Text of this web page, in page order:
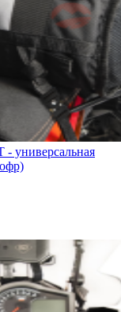
универсальная